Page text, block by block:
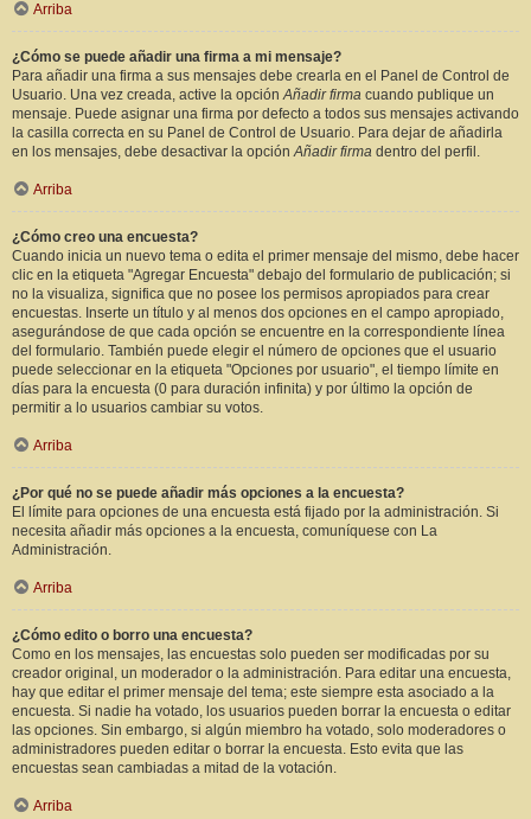
Arriba
¿Cómo se puede añadir una firma a mi mensaje?
Para añadir una firma a sus mensajes debe crearla en el Panel de Control de
Usuario. Una vez creada, active la opciónAñadir firma cuando publique un
mensaje. Puede asignar una firma por defecto a todos sus mensajes activando
la casilla correcta en su Panel de Control de Usuario. Para dejar de añadirla
en los mensajes, debe desactivar la opciónAñadir firma dentro del perfil.
Arriba
¿Cómo creo una encuesta?
Cuando inicia un nuevo tema o edita el primer mensaje del mismo, debe hacer
clic en la etiqueta "Agregar Encuesta" debajo del formulario de publicación; si
no la visualiza, significa que no posee los permisos apropiados para crear
encuestas. Inserte un título y al menos dos opciones en el campo apropiado,
asegurándose de que cada opción se encuentre en la correspondiente línea
del formulario. También puede elegir el número de opciones que el usuario
puede seleccionar en la etiqueta "Opciones por usuario", el tiempo límite en
días para la encuesta (0 para duración infinita) y por último la opción de
permitir a lo usuarios cambiar su votos.
Arriba
¿Por qué no se puede añadir más opciones a la encuesta?
El límite para opciones de una encuesta está fijado por la administración. Si
necesita añadir más opciones a la encuesta, comuníquese con La
Administración.
Arriba
¿Cómo edito o borro una encuesta?
Como en los mensajes, las encuestas solo pueden ser modificadas por su
creador original, un moderador o la administración. Para editar una encuesta,
hay que editar el primer mensaje del tema; este siempre esta asociado a la
encuesta. Si nadie ha votado, los usuarios pueden borrar la encuesta o editar
las opciones. Sin embargo, si algún miembro ha votado, solo moderadores o
administradores pueden editar o borrar la encuesta. Esto evita que las
encuestas sean cambiadas a mitad de la votación.
Arriba